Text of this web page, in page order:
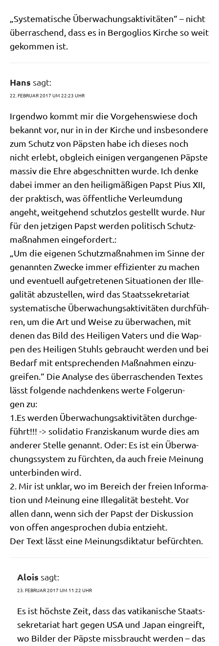
„Syste­ma­ti­sche Über­wa­chungs­ak­ti­vi­tä­ten“ – nicht
über­ra­schend, dass es in Berg­o­gli­os Kir­che so weit
gekom­men ist.
Hans sagt:
22. FEBRUAR 2017 UM 22:23 UHR
Irgend­wo kommt mir die Vor­ge­hens­wie­se doch
bekannt vor, nur in in der Kir­che und ins­be­son­de­re
zum Schutz von Päp­sten habe ich die­ses noch
nicht erlebt, obgleich eini­gen ver­gan­ge­nen Päp­ste
mas­siv die Ehre abge­schnit­ten wur­de. Ich den­ke
dabei immer an den hei­lig­mä­ßi­gen Papst Pius XII,
der prak­tisch, was öffent­li­che Ver­leum­dung
angeht, weit­ge­hend schutz­los gestellt wur­de. Nur
für den jet­zi­gen Papst wer­den poli­tisch Schutz­
maß­nah­men eingefordert.:
„Um die eige­nen Schutz­maß­nah­men im Sin­ne der
genann­ten Zwecke immer effi­zi­en­ter zu machen
und even­tu­ell auf­ge­tre­te­nen Situa­tio­nen der Ille­
ga­li­tät abzu­stel­len, wird das Staats­se­kre­ta­ri­at
syste­ma­ti­sche Über­wa­chungs­ak­ti­vi­tä­ten durch­füh­
ren, um die Art und Wei­se zu über­wa­chen, mit
denen das Bild des Hei­li­gen Vaters und die Wap­
pen des Hei­li­gen Stuhls gebraucht wer­den und bei
Bedarf mit ent­spre­chen­den Maß­nah­men ein­zu­
grei­fen.“ Die Ana­ly­se des über­ra­schen­den Tex­tes
lässt fol­gen­de nach­den­kens wer­te Fol­ge­run­
gen zu:
1.Es wer­den Über­wa­chungs­ak­ti­vi­tä­ten durch­ge­
führt!!! -> soli­da­tio Fran­zis­ka­num wur­de dies am
ande­rer Stel­le genannt. Oder: Es ist ein Über­wa­
chungs­sy­stem zu fürch­ten, da auch freie Mei­nung
unter­bin­den wird.
2. Mir ist unklar, wo im Bereich der frei­en Infor­ma­
ti­on und Mei­nung eine Ille­ga­li­tät besteht. Vor
allen dann, wenn sich der Papst der Dis­kus­si­on
von offen ange­spro­chen dubia entzieht.
Der Text lässt eine Mei­nungs­dik­ta­tur befürchten.
Alois sagt:
23. FEBRUAR 2017 UM 11:22 UHR
Es ist höch­ste Zeit, dass das vati­ka­ni­sche Staats­
se­kre­ta­ri­at hart gegen USA und Japan ein­greift,
wo Bil­der der Päp­ste miss­braucht wer­den – das